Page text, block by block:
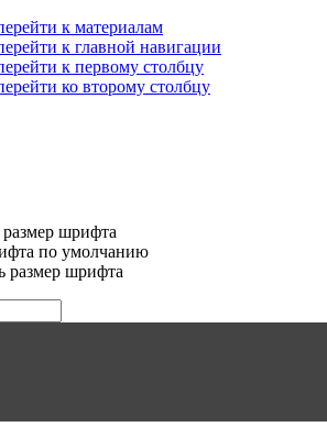
к материалам
к главной навигации
к первому столбцу
ко второму столбцу